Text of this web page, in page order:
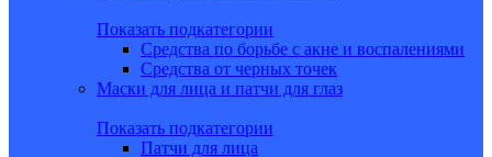
Показать подкатегории
Средства по борьбе с акне и воспалениями
Средства от черных точек
Маски для лица и патчи для глаз
Показать подкатегории
Патчи для лица